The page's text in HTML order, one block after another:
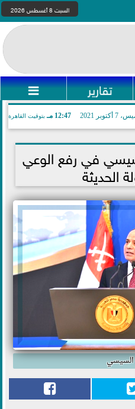
السبت 8 أغسطس 2026
تقارير 
أكتوبر 2021 12:47 مـ بتوقيت القاهرة
في رفع الوعي
الحديثة
السيسي